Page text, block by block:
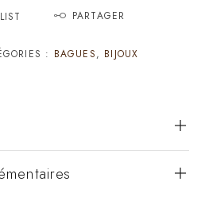
PARTAGER
: BAGUES, BIJOUX